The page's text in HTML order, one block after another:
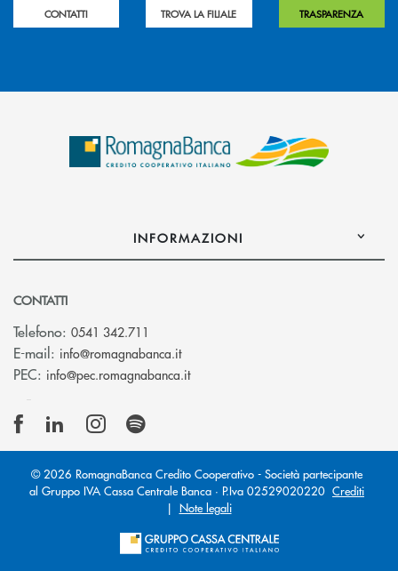
CONTATTI TROVA LA FILIALE TRASPARENZA
INFORMAZIONI
CONTATTI
Telefono: 0541 342.711
E-mail: info@romagnabanca.it(si apre l’app di posta elettronica)
PEC: info@pec.romagnabanca.it(si apre l’app di posta elettronica)
© 2026 RomagnaBanca Credito Cooperativo - Società partecipante
al Gruppo IVA Cassa Centrale Banca · P.Iva 02529020220 Crediti
| Note legali